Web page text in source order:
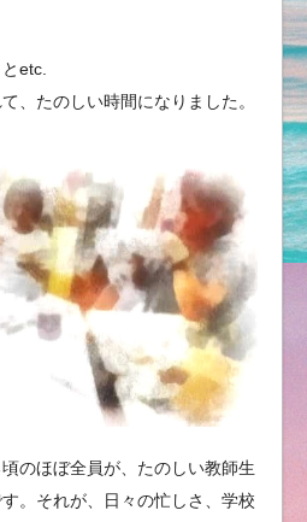
etc.
、たのしい時間になりました。
のほぼ全員が、たのしい教師生
。それが、日々の忙しさ、学校